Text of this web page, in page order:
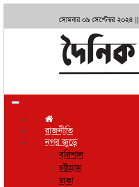
সোমবার ০৯ সেপ্টেম্বর ২০২৪ ||
Toggle
রাজনীতি
নগর জুড়ে
বরিশাল
চট্টগ্রাম
ঢাকা